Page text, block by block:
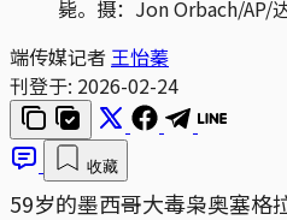
毙。摄：Jon Orbach/AP/
端传媒记者 王怡蓁
刊登于: 2026-02-24
收藏
59岁的墨西哥大毒枭奥塞格